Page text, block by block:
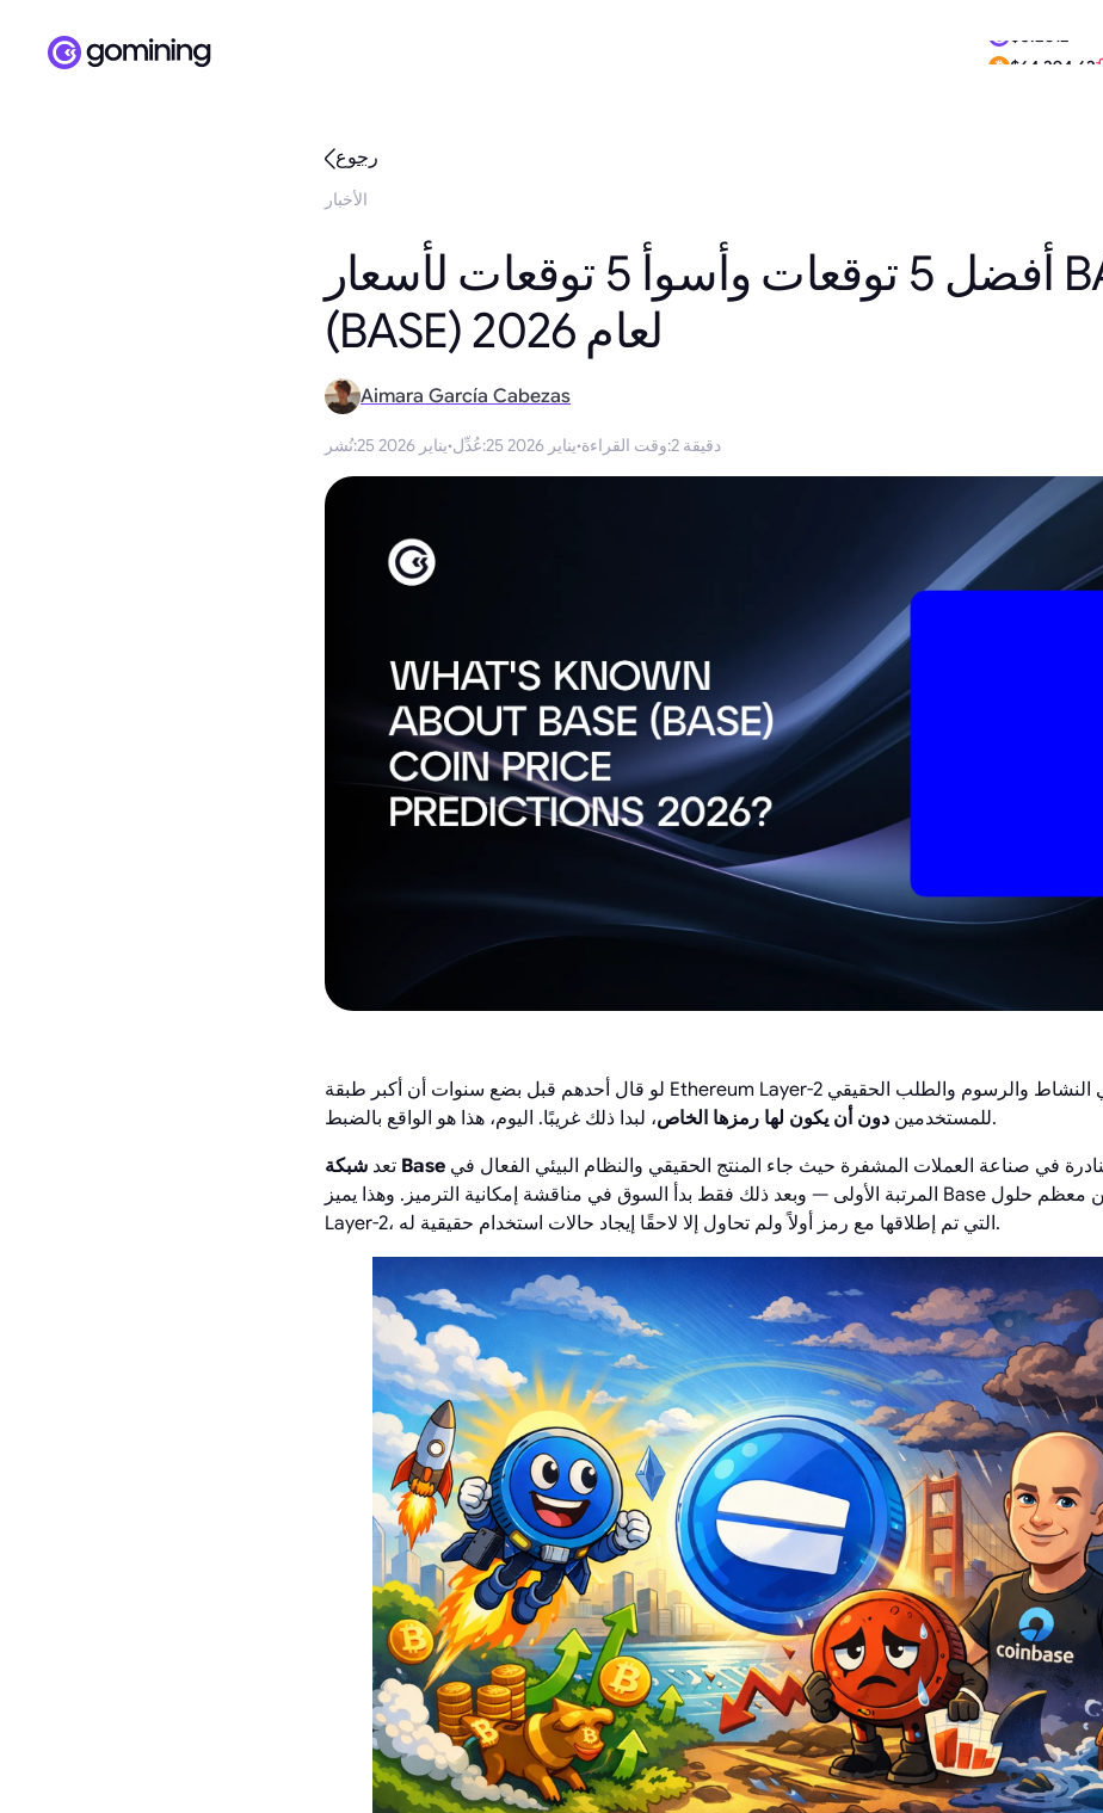
رجوع
الأخبار
أفضل 5 توقعات وأسوأ 5 توقعات لأسعار BASE
(BASE) لعام 2026
Aimara García Cabezas
نُشر: 25 يناير 2026·عُدِّل: 25 يناير 2026·وقت القراءة: 2 دقيقة
لو قال أحدهم قبل بضع سنوات أن أكبر طبقة Ethereum Layer-2 يمكن أن تصبح رائدة في النشاط والرسوم والطلب الحقيقي
للمستخدمين دون أن يكون لها رمزها الخاص
، لبدا ذلك غريبًا. اليوم، هذا هو الواقع بالضبط.
تعد شبكة Base
المرتبة الأولى — وبعد ذلك فقط بدأ السوق في مناقشة إمكانية الترميز. وهذا يميز Base بشكل أساسي عن معظم حلول
Layer-2، التي تم إطلاقها مع رمز أولاً ولم تحاول إلا لاحقًا إيجاد حالات استخدام حقيقية له.